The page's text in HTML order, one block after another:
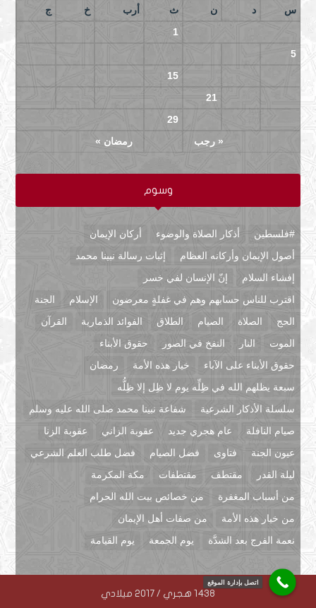
س
د ن ث أرب خ ج
« رجب رمضان »
1
5
15
21
29
وسوم
#فلسطين أذكار الصلاة والوضوء
أركان الإيمان
أصول الإيمان وأركانه العظام
إثبات رسالة نبينا محمد
إفشاء السلام
إنّ الإنسان لفي خسر
اقترب للناس حسابهم وهم في غفلةٍ معرضون
الإسلام
الجنة
الحج
الصلاة الصيام الطلاق الفوائد الذمارية
القرآن
الموت
النار النفخ في الصور
حقوق الأبناء
حقوق الأبناء على الآباء
خيار هذه الأمة
رمضان
سبعة يظلهم الله في ظِلِّه يوم لا ظِل إلا ظِلُّه
سلسلة الأذكار الشرعية
شفاعة نبينا محمد صلى الله عليه وسلم
صيام النافلة
عام هجري جديد عقوبة الزاني
عقوبة الزنا
عيون الجنة
فتاوى فضل الصيام
فضل طلب العلم الشرعي
ليلة القدر
مقتطف مقتطفات
مكة المكرمة
من أسباب المغفرة
من خصائص بيت الله الحرام
من خيار هذه الأمة
من صفات أهل الإيمان
نعمة الفرج بعد الشدَّة
يوم الجمعة يوم القيامة
1438 هجري / 2017 ميلادي
اتصل بإدارة الموقع